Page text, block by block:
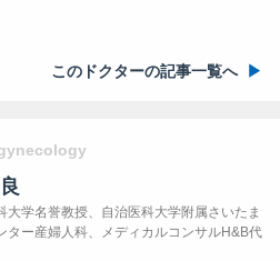
このドクターの記事一覧へ
大学名誉教授、自治医科大学附属さいたま
ター産婦人科、メディカルコンサルH&B代